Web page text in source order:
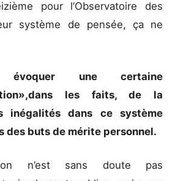
pour l’Observatoire des
système de pensée, ça ne
évoquer une certaine
les faits, de la
inégalités dans ce système
des buts de mérite personnel.
n’est sans doute pas